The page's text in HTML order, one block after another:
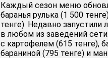
Каждый сезон меню
баранья рулька (1 500
тенге). Недавно
в любом из заведений
с картофелем (615 тенге),
бараниной (795 тенге) и